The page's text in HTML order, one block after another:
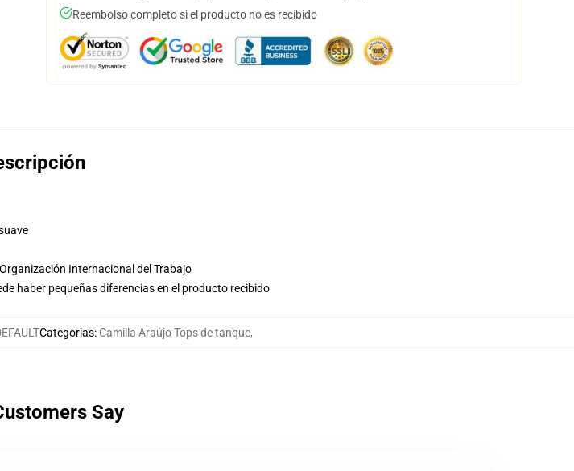
Reembolso completo si el producto no es recibido
Internacional del Trabajo
haber pequeñas diferencias en el producto recibido
Categorías: Camilla Araújo Tops de tanque,
Say